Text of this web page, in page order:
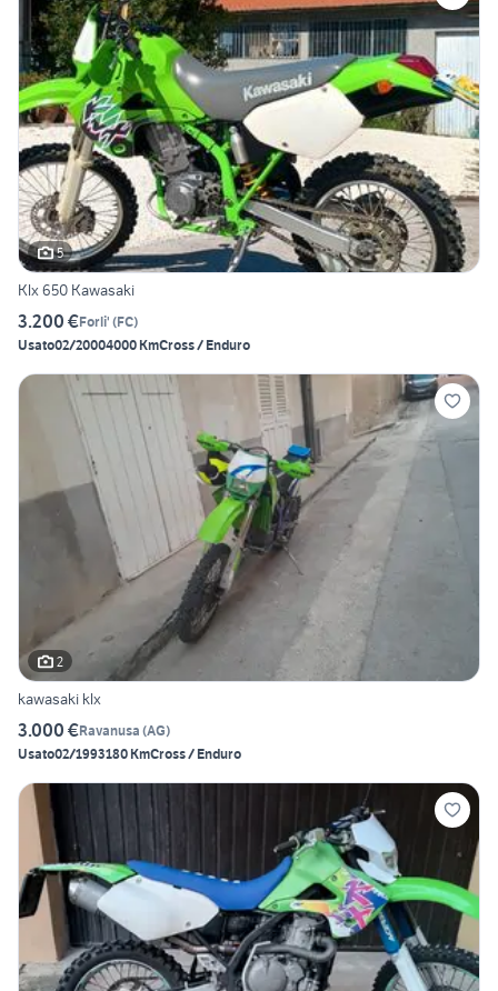
5
Klx 650 Kawasaki
3.200 €Forli' (FC)
Usato02/20004000 KmCross / Enduro
2
kawasaki klx
3.000 €Ravanusa (AG)
Usato02/1993180 KmCross / Enduro